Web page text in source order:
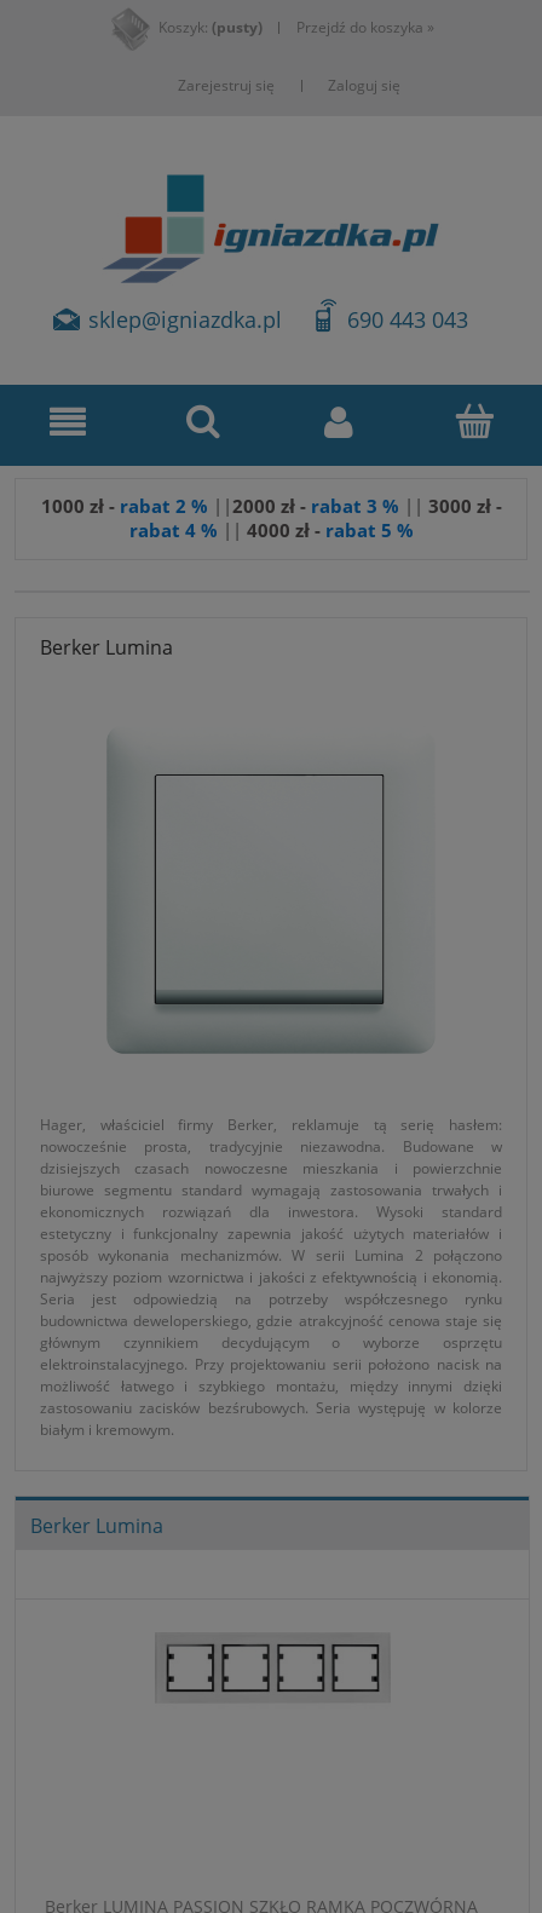
Koszyk: (pusty) Przejdź do koszyka »
Zarejestruj się Zaloguj się
sklep@igniazdka.pl 690 443 043
1000 zł - rabat 2 % ||2000 zł - rabat 3 % || 3000 zł -
rabat 4 % || 4000 zł - rabat 5 %
Berker Lumina
Hager, właściciel firmy Berker, reklamuje tą serię hasłem:
nowocześnie prosta, tradycyjnie niezawodna. Budowane w
dzisiejszych czasach nowoczesne mieszkania i powierzchnie
biurowe segmentu standard wymagają zastosowania trwałych i
ekonomicznych rozwiązań dla inwestora. Wysoki standard
estetyczny i funkcjonalny zapewnia jakość użytych materiałów i
sposób wykonania mechanizmów. W serii Lumina 2 połączono
najwyższy poziom wzornictwa i jakości z efektywnością i ekonomią.
Seria jest odpowiedzią na potrzeby współczesnego rynku
budownictwa deweloperskiego, gdzie atrakcyjność cenowa staje się
głównym czynnikiem decydującym o wyborze osprzętu
elektroinstalacyjnego. Przy projektowaniu serii położono nacisk na
możliwość łatwego i szybkiego montażu, między innymi dzięki
zastosowaniu zacisków bezśrubowych. Seria występuję w kolorze
białym i kremowym.
Berker Lumina
Berker LUMINA PASSION SZKŁO RAMKA POCZWÓRNA